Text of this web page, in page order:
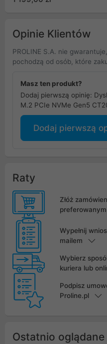
Opinie Klientów
PROLINE S.A. nie
pochodzą od osób, które
Masz ten produkt?
Dodaj pierwszą opinię:
M.2 PCIe NVMe Gen5
Dodaj pierwszą
Raty
Złóż
Wypełnij
mailem
Wybierz
kuriera lub
Podpisz
Proline.pl
Ostatnio oglądane